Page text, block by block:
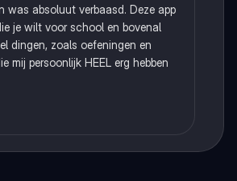
was absoluut verbaasd. Deze app
je wilt voor school en bovenal
dingen, zoals oefeningen en
mij persoonlijk HEEL erg hebben